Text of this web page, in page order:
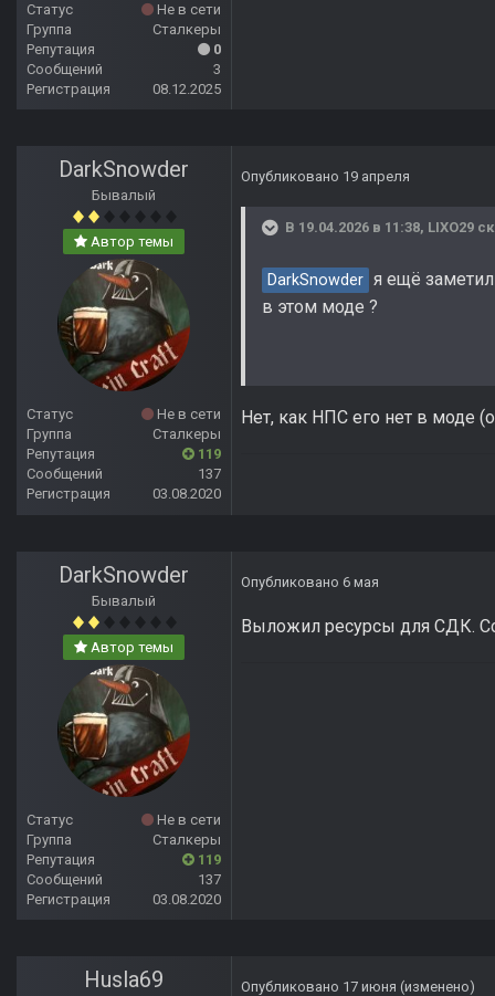
Статус
Не в сети
Группа
Сталкеры
Репутация
0
Сообщений
3
Регистрация
08.12.2025
DarkSnowder
Бывалый
Автор темы
Статус
Не в сети
Группа
Сталкеры
Репутация
119
Сообщений
137
Регистрация
03.08.2020
Опубликовано 19 апреля
В 19.04.2026 в 11:38, LIXO29
DarkSnowder я ещё заметил
в этом моде ?
Нет, как НПС его нет в моде
DarkSnowder
Бывалый
Автор темы
Статус
Не в сети
Группа
Сталкеры
Репутация
119
Сообщений
137
Регистрация
03.08.2020
Опубликовано 6 мая
Выложил ресурсы для СДК.
Husla69 Опубликовано 17 июня (изменено)